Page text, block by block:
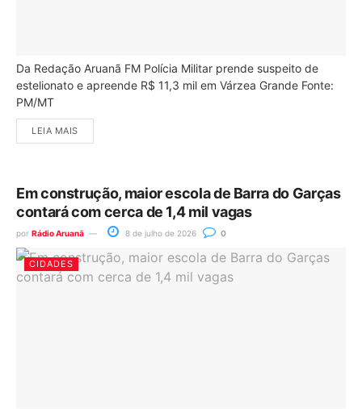
Da Redação Aruanã FM Polícia Militar prende suspeito de
estelionato e apreende R$ 11,3 mil em Várzea Grande Fonte:
PM/MT
LEIA MAIS
Em construção, maior escola de Barra do Garças
contará com cerca de 1,4 mil vagas
por Rádio Aruanã 8 de julho de 2026 0
CIDADES